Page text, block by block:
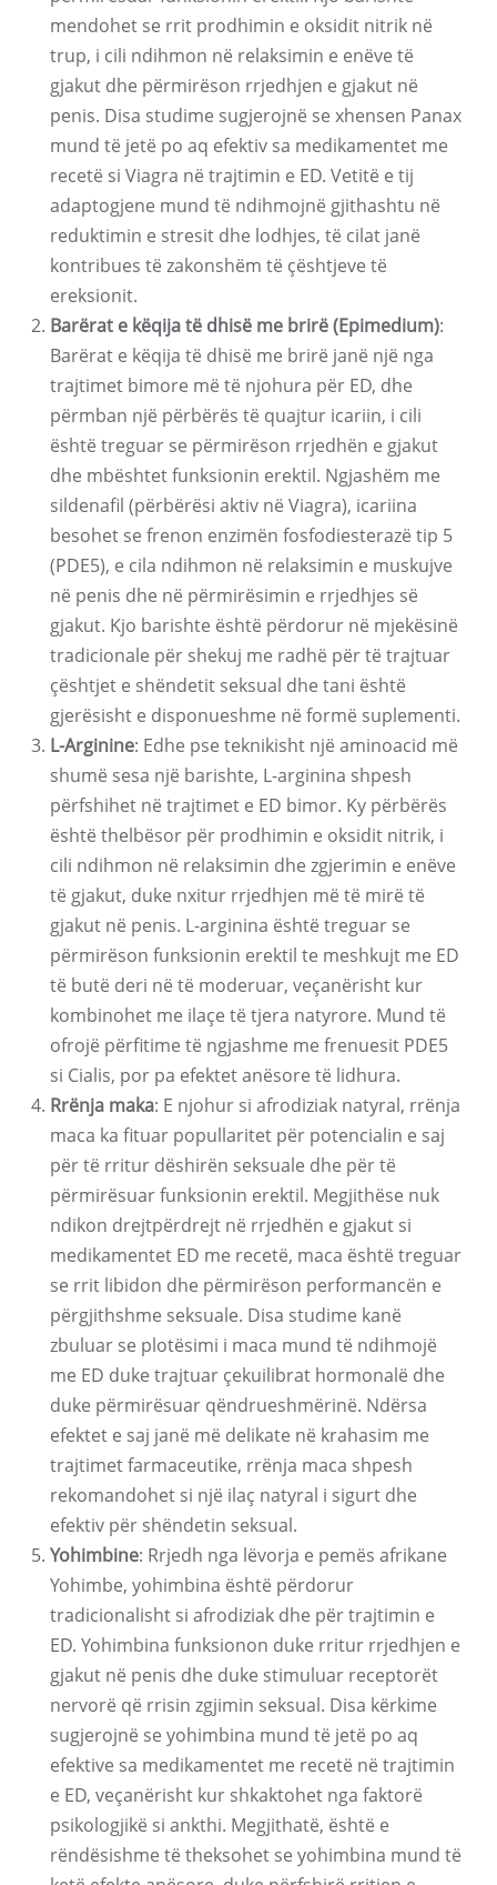
mendohet se rrit prodhimin e oksidit nitrik në
trup, i cili ndihmon në relaksimin e enëve të
gjakut dhe përmirëson rrjedhjen e gjakut në
penis. Disa studime sugjerojnë se xhensen Panax
mund të jetë po aq efektiv sa medikamentet me
recetë si Viagra në trajtimin e ED. Vetitë e tij
adaptogjene mund të ndihmojnë gjithashtu në
reduktimin e stresit dhe lodhjes, të cilat janë
kontribues të zakonshëm të çështjeve të
ereksionit.
Barërat e këqija të dhisë me brirë (Epimedium):
Barërat e këqija të dhisë me brirë janë një nga
trajtimet bimore më të njohura për ED, dhe
përmban një përbërës të quajtur icariin, i cili
është treguar se përmirëson rrjedhën e gjakut
dhe mbështet funksionin erektil. Ngjashëm me
sildenafil (përbërësi aktiv në Viagra), icariina
besohet se frenon enzimën fosfodiesterazë tip 5
(PDE5), e cila ndihmon në relaksimin e muskujve
në penis dhe në përmirësimin e rrjedhjes së
gjakut. Kjo barishte është përdorur në mjekësinë
tradicionale për shekuj me radhë për të trajtuar
çështjet e shëndetit seksual dhe tani është
gjerësisht e disponueshme në formë suplementi.
L-Arginine: Edhe pse teknikisht një aminoacid më
shumë sesa një barishte, L-arginina shpesh
përfshihet në trajtimet e ED bimor. Ky përbërës
është thelbësor për prodhimin e oksidit nitrik, i
cili ndihmon në relaksimin dhe zgjerimin e enëve
të gjakut, duke nxitur rrjedhjen më të mirë të
gjakut në penis. L-arginina është treguar se
përmirëson funksionin erektil te meshkujt me ED
të butë deri në të moderuar, veçanërisht kur
kombinohet me ilaçe të tjera natyrore. Mund të
ofrojë përfitime të ngjashme me frenuesit PDE5
si Cialis, por pa efektet anësore të lidhura.
Rrënja maka: E njohur si afrodiziak natyral, rrënja
maca ka fituar popullaritet për potencialin e saj
për të rritur dëshirën seksuale dhe për të
përmirësuar funksionin erektil. Megjithëse nuk
ndikon drejtpërdrejt në rrjedhën e gjakut si
medikamentet ED me recetë, maca është treguar
se rrit libidon dhe përmirëson performancën e
përgjithshme seksuale. Disa studime kanë
zbuluar se plotësimi i maca mund të ndihmojë
me ED duke trajtuar çekuilibrat hormonalë dhe
duke përmirësuar qëndrueshmërinë. Ndërsa
efektet e saj janë më delikate në krahasim me
trajtimet farmaceutike, rrënja maca shpesh
rekomandohet si një ilaç natyral i sigurt dhe
efektiv për shëndetin seksual.
Yohimbine: Rrjedh nga lëvorja e pemës afrikane
Yohimbe, yohimbina është përdorur
tradicionalisht si afrodiziak dhe për trajtimin e
ED. Yohimbina funksionon duke rritur rrjedhjen e
gjakut në penis dhe duke stimuluar receptorët
nervorë që rrisin zgjimin seksual. Disa kërkime
sugjerojnë se yohimbina mund të jetë po aq
efektive sa medikamentet me recetë në trajtimin
e ED, veçanërisht kur shkaktohet nga faktorë
psikologjikë si ankthi. Megjithatë, është e
rëndësishme të theksohet se yohimbina mund të